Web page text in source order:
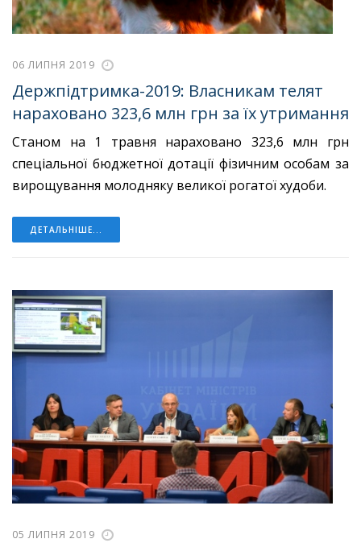
06 ЛИПНЯ 2019
Держпідтримка-2019: Власникам телят
нараховано 323,6 млн грн за їх утримання
Станом на 1 травня нараховано 323,6 млн грн
спеціальної бюджетної дотації фізичним особам за
вирощування молодняку великої рогатої худоби.
ДЕТАЛЬНІШЕ...
05 ЛИПНЯ 2019